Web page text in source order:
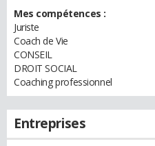
Mes compétences :
Juriste
Coach de Vie
CONSEIL
DROIT SOCIAL
Coaching professionnel
Entreprises